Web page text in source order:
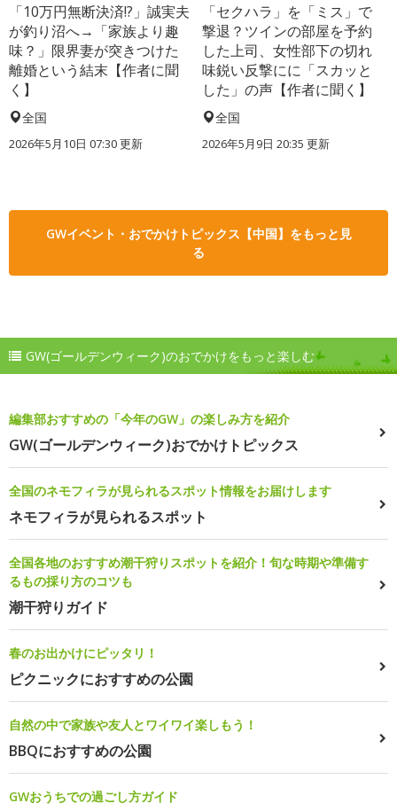
「10万円無断決済!?」誠実夫
が釣り沼へ→「家族より趣
味？」限界妻が突きつけた
離婚という結末【作者に聞
く】
全国
2026年5月10日 07:30 更新
「セクハラ」を「ミス」で
撃退？ツインの部屋を予約
した上司、女性部下の切れ
味鋭い反撃にに「スカッと
した」の声【作者に聞く】
全国
2026年5月9日 20:35 更新
GWイベント・おでかけトピックス【中国】をもっと見
る
GW(ゴールデンウィーク)のおでかけをもっと楽しむ
編集部おすすめの「今年のGW」の楽しみ方を紹介
GW(ゴールデンウィーク)おでかけトピックス
全国のネモフィラが見られるスポット情報をお届けします
ネモフィラが見られるスポット
全国各地のおすすめ潮干狩りスポットを紹介！旬な時期や準備す
るもの採り方のコツも
潮干狩りガイド
春のお出かけにピッタリ！
ピクニックにおすすめの公園
自然の中で家族や友人とワイワイ楽しもう！
BBQにおすすめの公園
GWおうちでの過ごし方ガイド